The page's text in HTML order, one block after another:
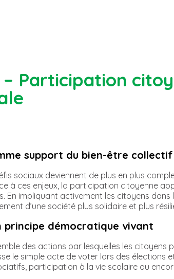
Participation
support du bien-être
sociaux deviennent de plus en plus
à ces enjeux, la participation citoyenne
En impliquant activement les citoyens
d’une société plus solidaire et plus
démocratique vivant
des actions par lesquelles les
le simple acte de voter lors des élections
participation à la vie scolaire ou